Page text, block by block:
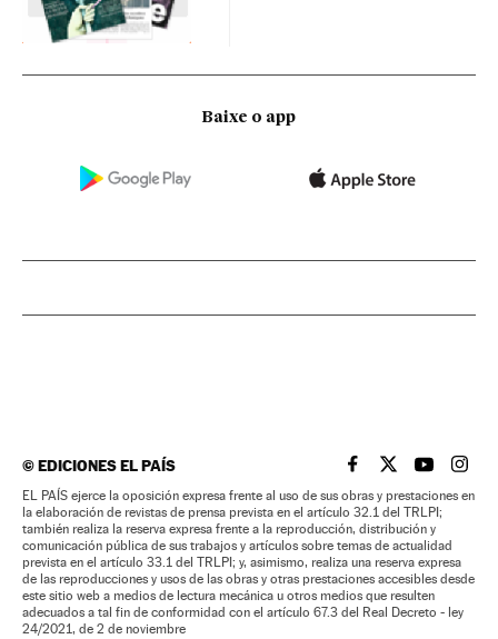
Baixe o app
©EDICIONES EL PAÍS EL PAÍS BRASIL EN
EL PAÍSEL PAÍS
EL
EL PAÍS ejerce la oposición expresa frente al uso de sus obras y prestaciones en
la elaboración de revistas de prensa prevista en el artículo 32.1 del TRLPI;
también realiza la reserva expresa frente a la reproducción, distribución y
comunicación pública de sus trabajos y artículos sobre temas de actualidad
prevista en el artículo 33.1 del TRLPI; y, asimismo, realiza una reserva expresa
de las reproducciones y usos de las obras y otras prestaciones accesibles desde
este sitio web a medios de lectura mecánica u otros medios que resulten
adecuados a tal fin de conformidad con el artículo 67.3 del Real Decreto - ley
24/2021, de 2 de noviembre